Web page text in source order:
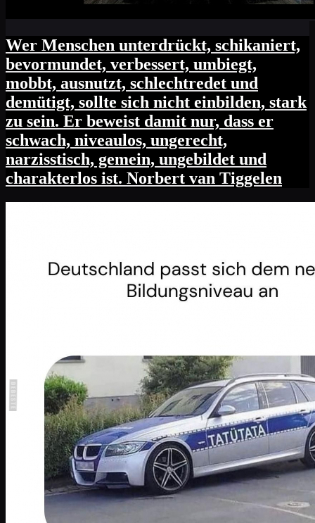
Wer Menschen unterdrückt, schikaniert,
bevormundet, verbessert, umbiegt,
mobbt, ausnutzt, schlechtredet und
demütigt, sollte sich nicht einbilden, stark
zu sein. Er beweist damit nur, dass er
schwach, niveaulos, ungerecht,
narzisstisch, gemein, ungebildet und
charakterlos ist. Norbert van Tiggelen